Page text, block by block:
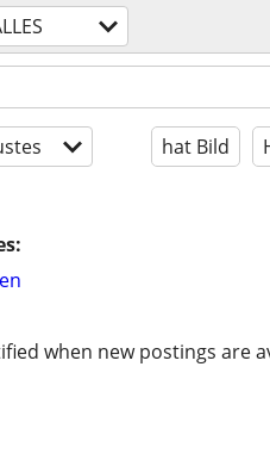
hat Bild
when new postings are